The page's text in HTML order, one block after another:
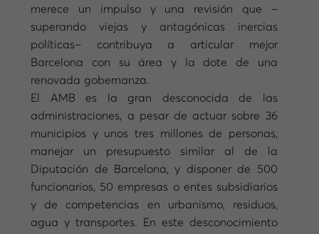
merece un impulso y una revisión que –
superando viejas y antagónicas inercias
políticas– contribuya a articular mejor
Barcelona con su área y la dote de una
renovada gobernanza.
El AMB es la gran desconocida de las
administraciones, a pesar de actuar sobre 36
municipios y unos tres millones de personas,
manejar un presupuesto similar al de la
Diputación de Barcelona, y disponer de 500
funcionarios, 50 empresas o entes subsidiarios
y de competencias en urbanismo, residuos,
agua y transportes. En este desconocimiento